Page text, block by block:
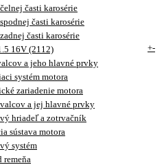
časti karosérie
časti karosérie
časti karosérie
16V (2112)
+-
a jeho hlavné prvky
systém motora
zariadenie motora
a jej hlavné prvky
hriadeľ a zotrvačník
sústava motora
systém
remeňa